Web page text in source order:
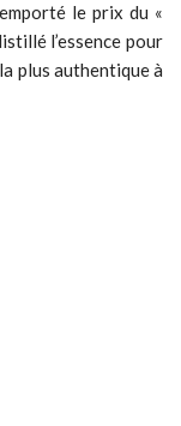
le prix du «
l’essence pour
plus authentique à